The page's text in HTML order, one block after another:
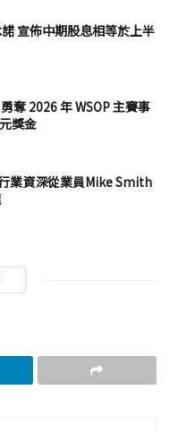
宣佈中期股息相等於上半
奪 2026 年 WSOP 主賽事
獎金
業資深從業員Mike Smith